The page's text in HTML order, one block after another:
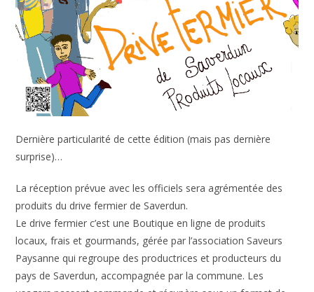
Dernière particularité de cette édition (mais pas dernière
surprise)…
La réception prévue avec les officiels sera agrémentée des
produits du drive fermier de Saverdun.
Le drive fermier c’est une Boutique en ligne de produits
locaux, frais et gourmands, gérée par l’association Saveurs
Paysanne qui regroupe des productrices et producteurs du
pays de Saverdun, accompagnée par la commune. Les